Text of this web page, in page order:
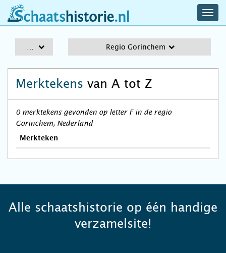
schaatshistorie.nl
Regio Gorinchem
Merktekens van A tot Z
0 merktekens gevonden op letter F in de regio
Gorinchem, Nederland
Merkteken
Alle schaatshistorie op één handige
verzamelsite!